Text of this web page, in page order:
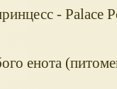
- Palace
енота